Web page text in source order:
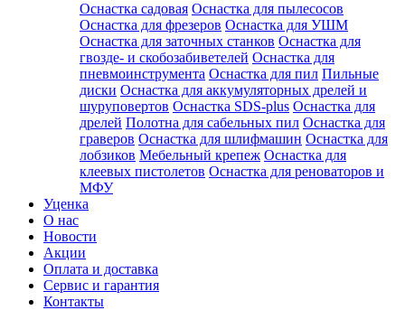
Оснастка садовая Оснастка для пылесосов
Оснастка для фрезеров Оснастка для УШМ
Оснастка для заточных станков Оснастка для
гвозде- и скобозабиветелей Оснастка для
пневмоинструмента Оснастка для пил Пильные
диски Оснастка для аккумуляторных дрелей и
шуруповертов Оснастка SDS-plus Оснастка для
дрелей Полотна для сабельных пил Оснастка для
граверов Оснастка для шлифмашин Оснастка для
лобзиков Мебельный крепеж Оснастка для
клеевых пистолетов Оснастка для реноваторов и
МФУ
Уценка
О нас
Новости
Акции
Оплата и доставка
Сервис и гарантия
Контакты